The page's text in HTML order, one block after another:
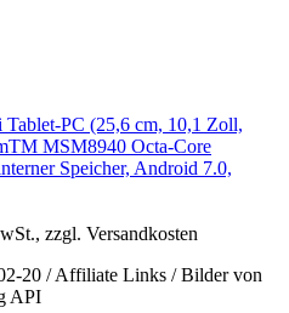
PC (25,6 cm, 10,1 Zoll,
MSM8940 Octa-Core
Speicher, Android 7.0,
zzgl. Versandkosten
20 / Affiliate Links / Bilder von
API